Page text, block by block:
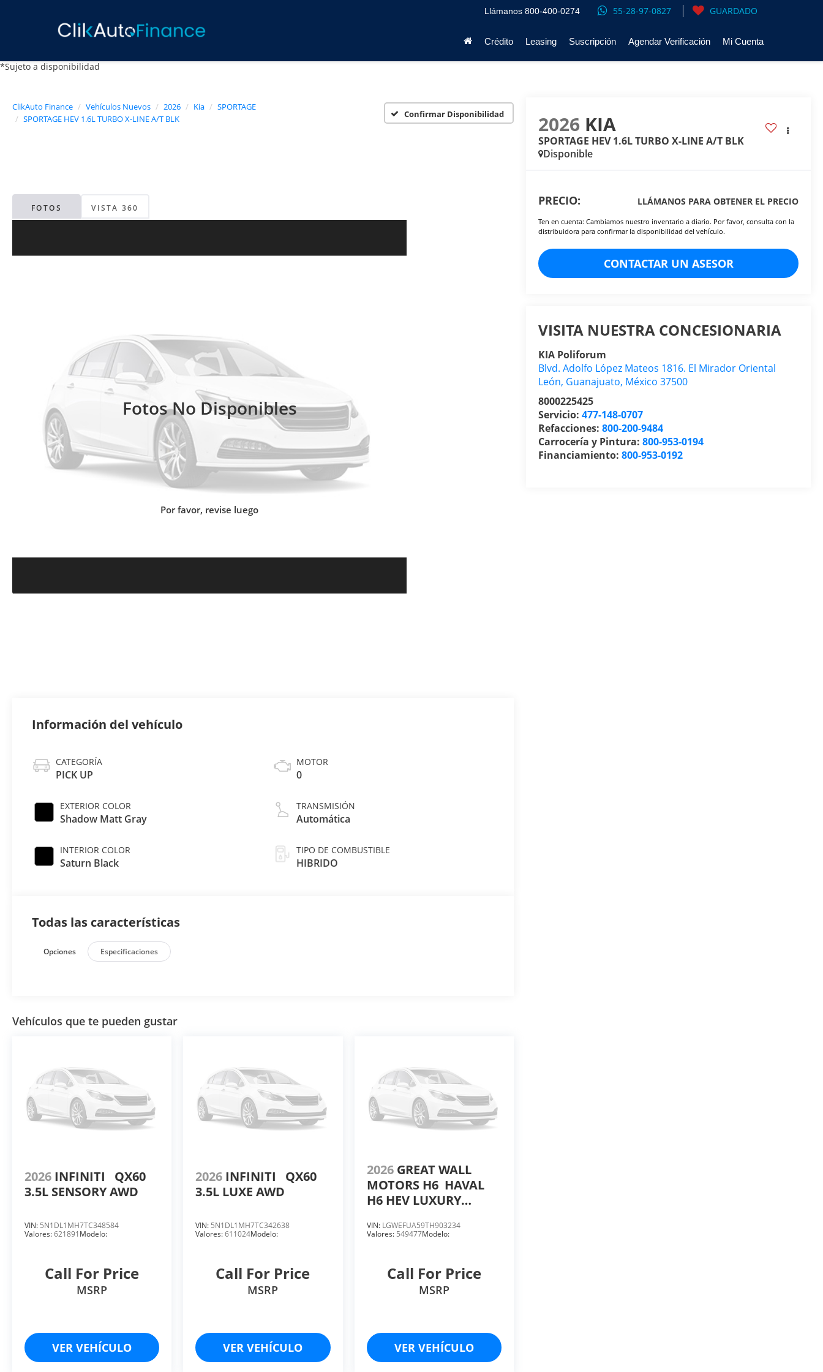
Llámanos 800-400-0274 55-28-97-0827 GUARDADO
Crédito Leasing Suscripción Agendar Verificación Mi Cuenta
*Sujeto a disponibilidad
ClikAuto Finance Vehículos Nuevos 2026 Kia
SPORTAGE
SPORTAGE HEV 1.6L TURBO X-LINE A/T BLK
Confirmar Disponibilidad
FOTOS VISTA 360
Fotos No Disponibles
Por favor, revise luego
2026 KIA
SPORTAGE HEV 1.6L TURBO X-LINE A/T BLK
Disponible
PRECIO: LLÁMANOS PARA OBTENER EL PRECIO
Ten en cuenta: Cambiamos nuestro inventario a diario. Por favor, consulta con la
distribuidora para confirmar la disponibilidad del vehículo.
CONTACTAR UN ASESOR
VISITA NUESTRA CONCESIONARIA
KIA Poliforum
Blvd. Adolfo López Mateos 1816. El Mirador Oriental
León, Guanajuato, México 37500
8000225425
Servicio:477-148-0707
Refacciones:800-200-9484
Carrocería y Pintura:800-953-0194
Financiamiento:800-953-0192
Información del vehículo
CATEGORÍA
PICK UP
EXTERIOR COLOR
Shadow Matt Gray
INTERIOR COLOR
Saturn Black
MOTOR
0
TRANSMISIÓN
Automática
TIPO DE COMBUSTIBLE
HIBRIDO
Todas las características
Opciones Especificaciones
Vehículos que te pueden gustar
2026 INFINITI
QX60
3.5L SENSORY AWD
VIN: 5N1DL1MH7TC348584
Valores:621891Modelo:
Call For Price
MSRP
VER VEHÍCULO
2026 INFINITI
QX60
3.5L LUXE AWD
VIN: 5N1DL1MH7TC342638
Valores:611024Modelo:
Call For Price
MSRP
VER VEHÍCULO
2026 GREAT WALL
MOTORS H6 HAVAL
H6 HEV LUXURY
TRIM
VIN: LGWEFUA59TH903234
Valores: 549477Modelo:
Call For Price
MSRP
VER VEHÍCULO